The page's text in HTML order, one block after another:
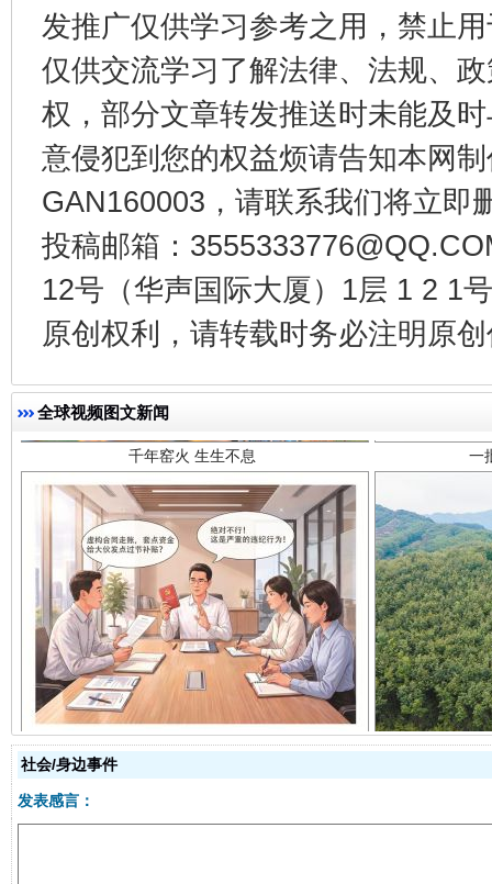
发推广仅供学习参考之用，禁止
仅供交流学习了解法律、法规、
权，部分文章转发推送时未能及
意侵犯到您的权益烦请告知本网
GAN160003，请联系我们将立即
投稿邮箱：
12号（华声国际大厦）1层 1 2 1
原创权利，请转载时务必注明原
全球视频图文新闻
东山县通报“牛蛙产品抗生素超标问题” 法
揭开“小金库”的免责幌子
社会/身边事件
发表感言：